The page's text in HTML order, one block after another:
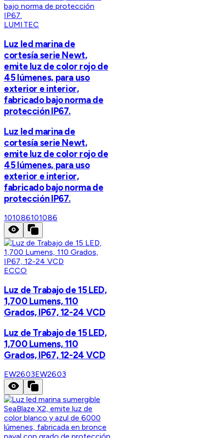
LUMITEC
Luz led marina de
cortesía serie Newt,
emite luz de color rojo de
45 lúmenes, para uso
exterior e interior,
fabricado bajo norma de
protección IP67.
Luz led marina de
cortesía serie Newt,
emite luz de color rojo de
45 lúmenes, para uso
exterior e interior,
fabricado bajo norma de
protección IP67.
101086101086
ECCO
Luz de Trabajo de 15 LED,
1,700 Lumens, 110
Grados, IP67, 12-24 VCD
Luz de Trabajo de 15 LED,
1,700 Lumens, 110
Grados, IP67, 12-24 VCD
EW2603EW2603